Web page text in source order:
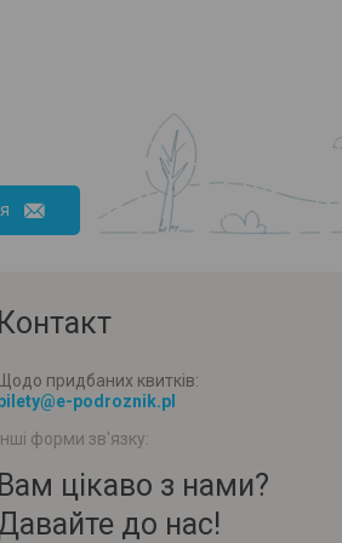
придбаних квитків:
podroznik.pl
форми зв'язку:
цікаво з нами?
до нас!